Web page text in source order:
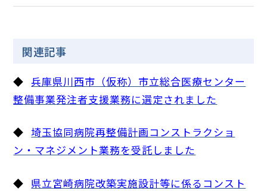
関連記事
◆ 兵庫県川西市（仮称）市立総合医療センター
整備事業発注者支援業務に選定されました
◆ 埼玉協同病院再整備計画コンストラクショ
ン・マネジメント業務を受託しました
◆ 県立宮崎病院改築実施設計等に係るコンスト